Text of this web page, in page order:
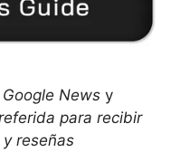
News y
para recibir
reseñas